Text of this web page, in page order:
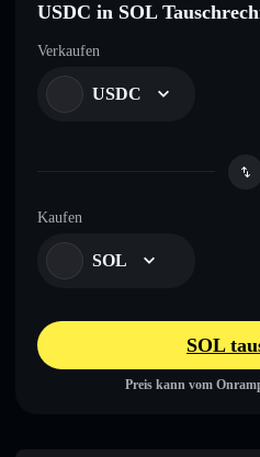
USDC in SOL
Verkaufen
USDC
Kaufen
SOL
SOL
Preis kann vom